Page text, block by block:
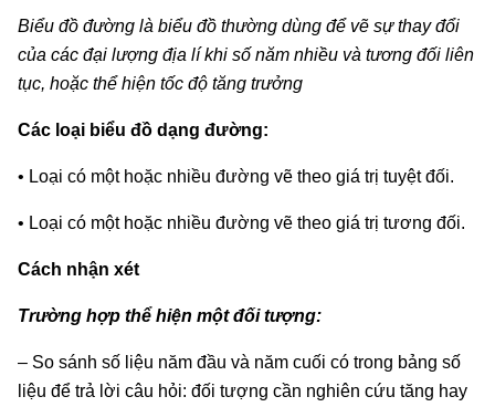
Biểu đồ đường là biểu đồ thường dùng để vẽ sự thay đổi
của các đại lượng địa lí khi số năm nhiều và tương đối liên
tục, hoặc thể hiện tốc độ tăng trưởng
Các loại biểu đồ dạng đường:
• Loại có một hoặc nhiều đường vẽ theo giá trị tuyệt đối.
• Loại có một hoặc nhiều đường vẽ theo giá trị tương đối.
Cách nhận xét
Trường hợp thể hiện một đối tượng:
– So sánh số liệu năm đầu và năm cuối có trong bảng số
liệu để trả lời câu hỏi: đối tượng cần nghiên cứu tăng hay